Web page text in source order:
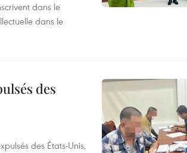
dans le
dans le
des
des États-Unis,